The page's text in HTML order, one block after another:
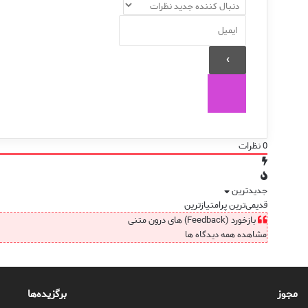
0نظرات
جدیدترین
قدیمی‌ترینپرامتیازترین
بازخورد (Feedback) های درون متنی
مشاهده همه دیدگاه ها
مجوز برگزیده‌ها